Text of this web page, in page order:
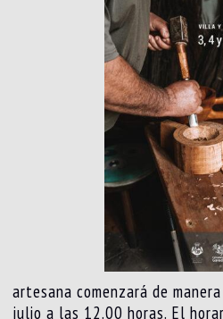
artesana comenzará de
julio a las 12.00 horas. El